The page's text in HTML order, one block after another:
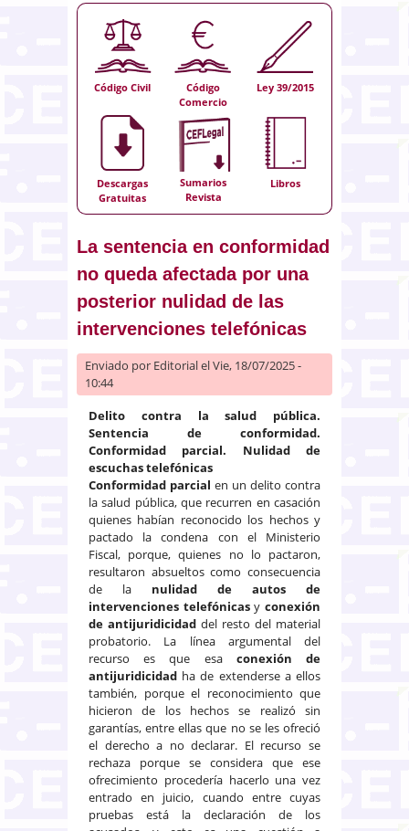
Código Civil
Código
Comercio
Ley 39/2015
Descargas
Gratuitas
Sumarios
Revista
Libros
La sentencia en conformidad
no queda afectada por una
posterior nulidad de las
intervenciones telefónicas
Enviado por Editorialel Vie, 18/07/2025 -
10:44
Delito contra la salud pública.
Sentencia de conformidad.
Conformidad parcial. Nulidad de
escuchas telefónicas
Conformidad parcial en un delito contra
la salud pública, que recurren en casación
quienes habían reconocido los hechos y
pactado la condena con el Ministerio
Fiscal, porque, quienes no lo pactaron,
resultaron absueltos como consecuencia
de la nulidad de autos de
intervenciones telefónicasyconexión
de antijuridicidad del resto del material
probatorio. La línea argumental del
recurso es que esa conexión de
antijuridicidad ha de extenderse a ellos
también, porque el reconocimiento que
hicieron de los hechos se realizó sin
garantías, entre ellas que no se les ofreció
el derecho a no declarar. El recurso se
rechaza porque se considera que ese
ofrecimiento procedería hacerlo una vez
entrado en juicio, cuando entre cuyas
pruebas está la declaración de los